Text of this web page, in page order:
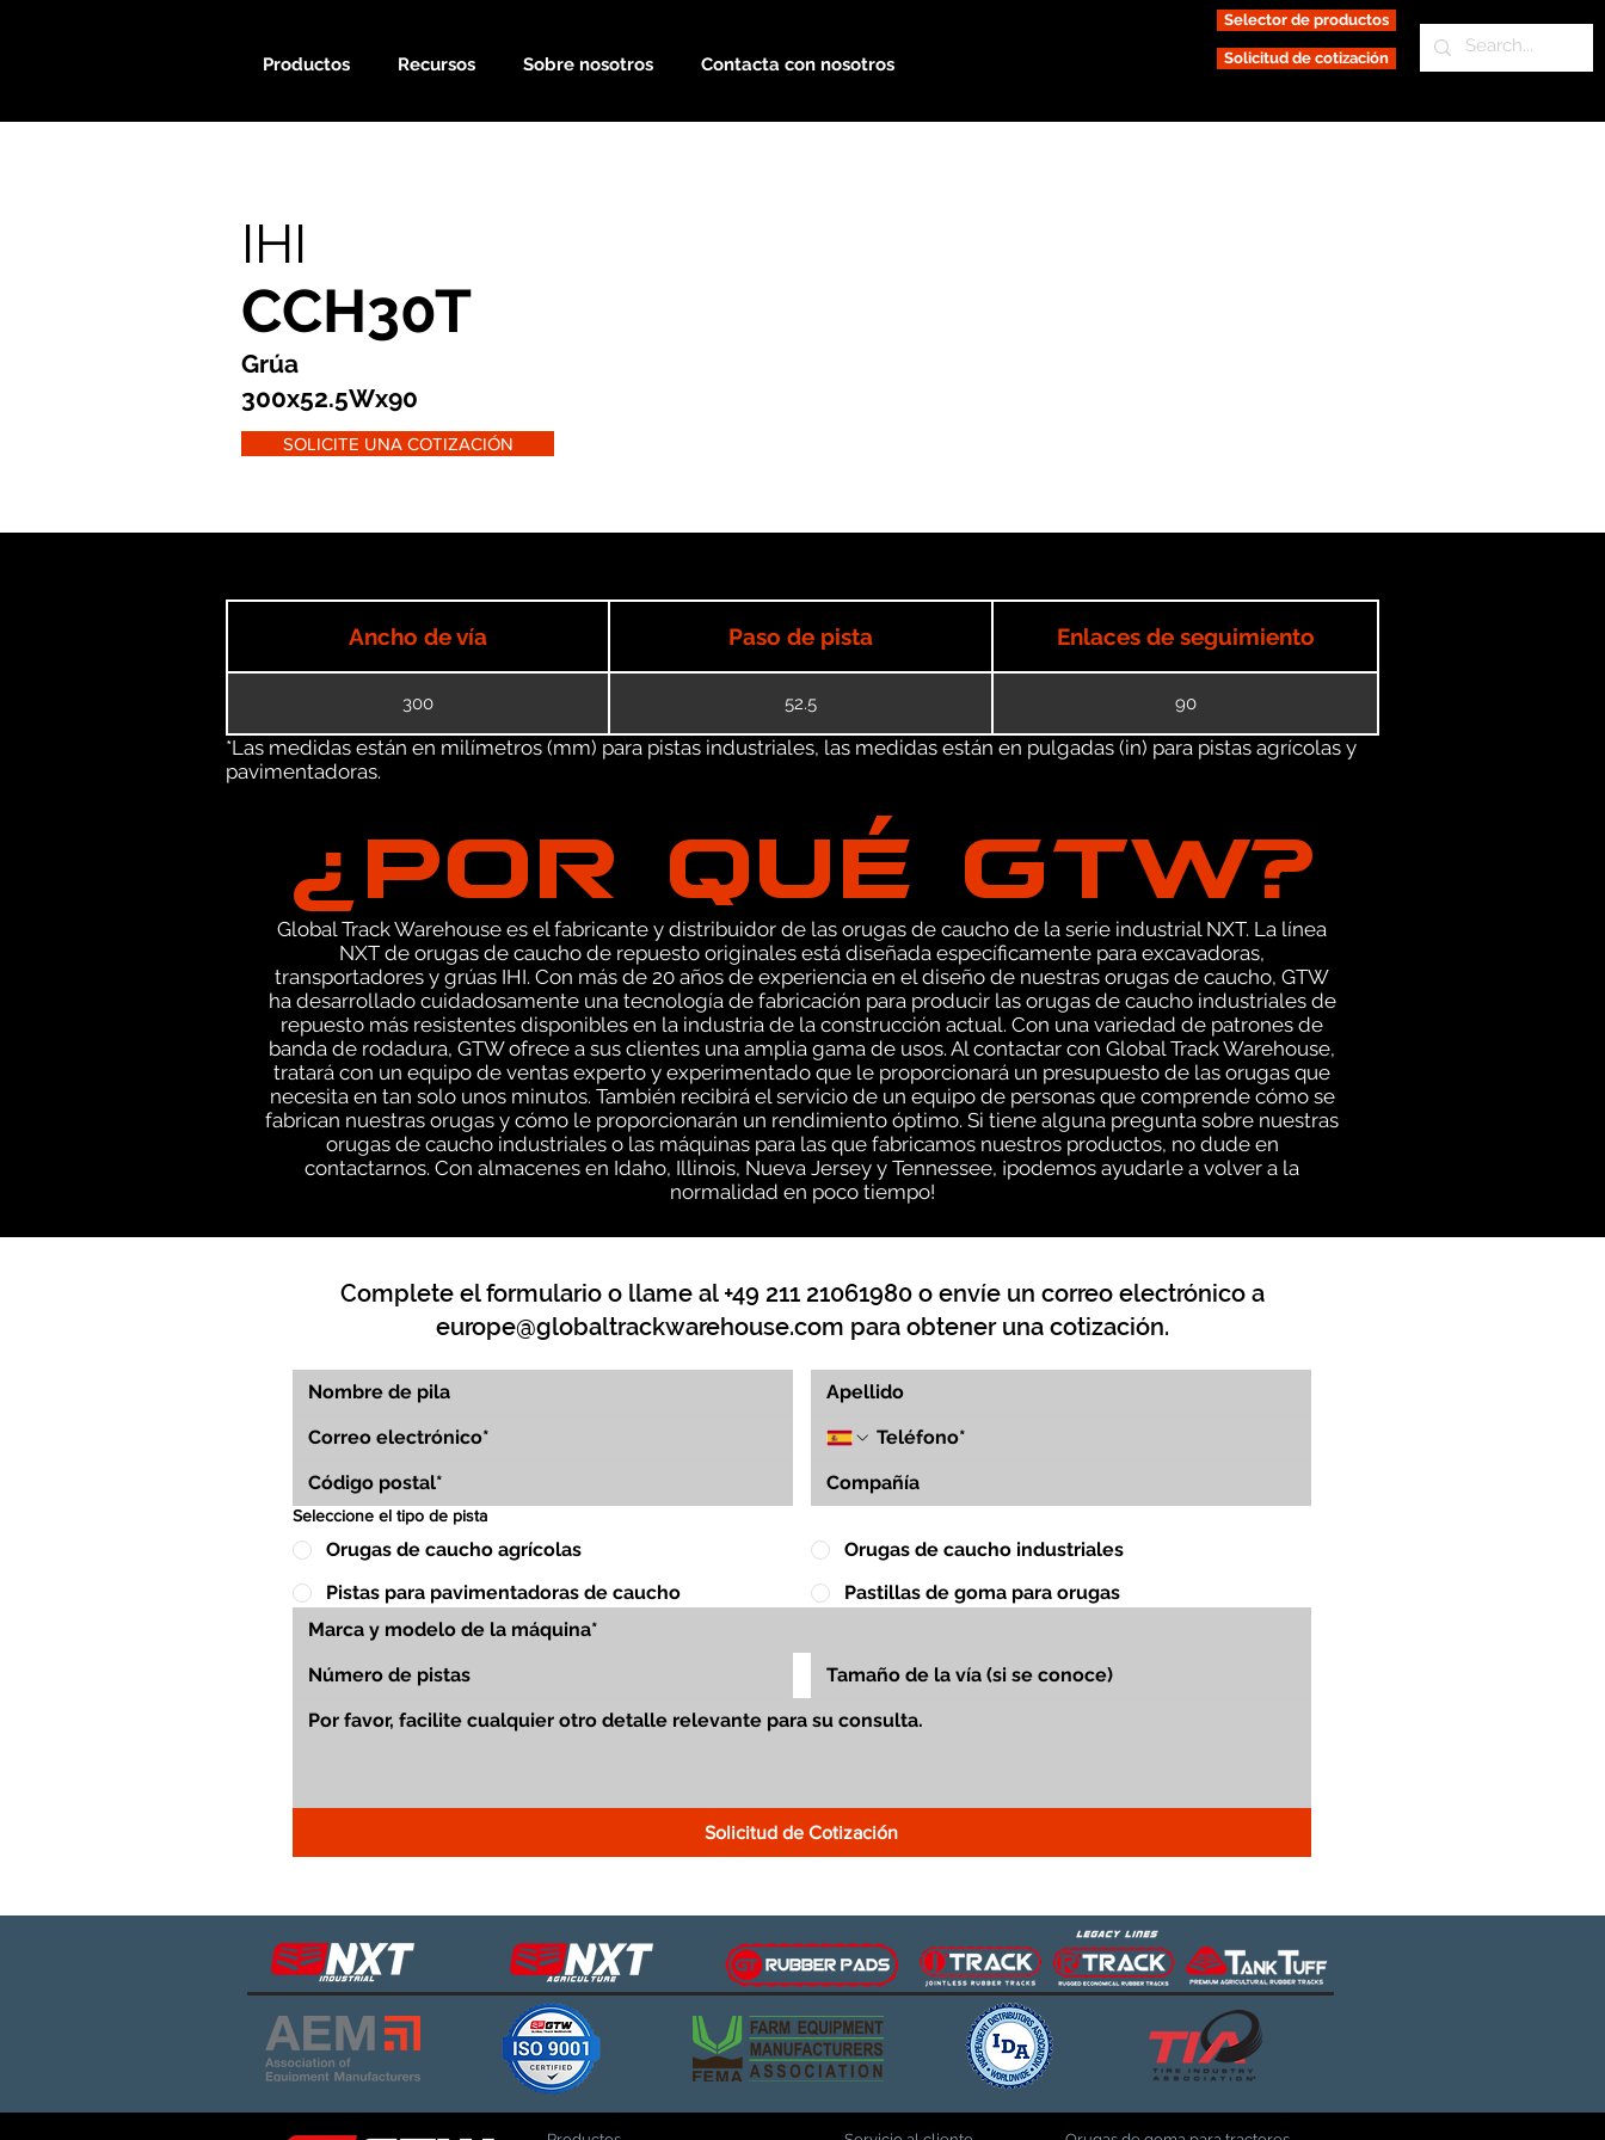
Productos Recursos Sobre nosotros Contacta con nosotros
Selector de productos
Solicitud de cotización
IHI
CCH30T
Grúa
300x52.5Wx90
SOLICITE UNA COTIZACIÓN
Ancho de vía Paso de pista Enlaces de seguimiento
300 52.5 90
*Las medidas están en milímetros (mm) para pistas industriales, las medidas están en pulgadas (in) para pistas agrícolas y
pavimentadoras.
¿POR QUÉ GTW?
Global Track Warehouse es el fabricante y distribuidor de las orugas de caucho de la serie industrial NXT. La línea
NXT de orugas de caucho de repuesto originales está diseñada específicamente para excavadoras,
transportadores y grúas IHI. Con más de 20 años de experiencia en el diseño de nuestras orugas de caucho, GTW
ha desarrollado cuidadosamente una tecnología de fabricación para producir las orugas de caucho industriales de
repuesto más resistentes disponibles en la industria de la construcción actual. Con una variedad de patrones de
banda de rodadura, GTW ofrece a sus clientes una amplia gama de usos. Al contactar con Global Track Warehouse,
tratará con un equipo de ventas experto y experimentado que le proporcionará un presupuesto de las orugas que
necesita en tan solo unos minutos. También recibirá el servicio de un equipo de personas que comprende cómo se
fabrican nuestras orugas y cómo le proporcionarán un rendimiento óptimo. Si tiene alguna pregunta sobre nuestras
orugas de caucho industriales o las máquinas para las que fabricamos nuestros productos, no dude en
contactarnos. Con almacenes en Idaho, Illinois, Nueva Jersey y Tennessee, ¡podemos ayudarle a volver a la
normalidad en poco tiempo!
Complete el formulario o llame al +49 211 21061980 o envíe un correo electrónico a
europe@globaltrackwarehouse.com para obtener una cotización.
Seleccione el tipo de pista
Orugas de caucho agrícolas
Orugas de caucho industriales
Pistas para pavimentadoras de caucho
Pastillas de goma para orugas
Solicitud de Cotización